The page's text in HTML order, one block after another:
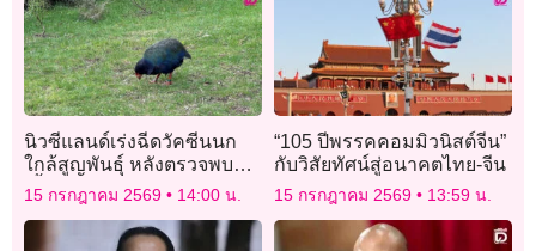
นิวซีแลนด์เร่งฉีดวัคซีนนก
ใกล้สูญพันธุ์ หลังตรวจพบ
เชื้อ “เอช5เอ็น1” กรณีแรก
15 กรกฎาคม 2569 14:00 น.
“105 ปีพรรคคอมมิวนิสต์จีน”
กับวิสัยทัศน์สู่อนาคตไทย-จีน
15 กรกฎาคม 2569 13:59 น.